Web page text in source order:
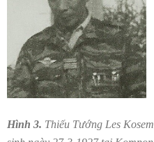
Hình 3. Thiếu Tướng Les